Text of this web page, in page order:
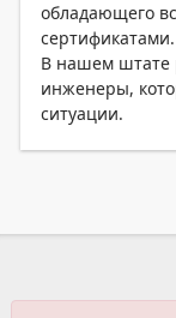
обладающего
сертификатами.
В нашем штате
инженеры,
ситуации.